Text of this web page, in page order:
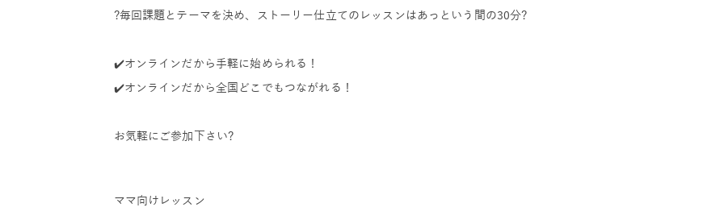
?毎回課題とテーマを決め、ストーリー仕立てのレッスンはあっという間の30分?
✔️オンラインだから手軽に始められる！
✔️オンラインだから全国どこでもつながれる！
お気軽にご参加下さい?
ママ向けレッスン